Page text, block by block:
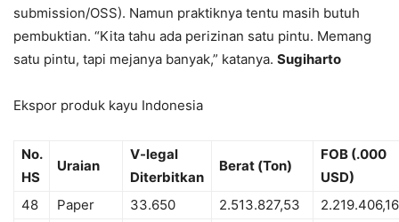
submission/OSS). Namun praktiknya tentu masih butuh
pembuktian. “Kita tahu ada perizinan satu pintu. Memang
satu pintu, tapi mejanya banyak,” katanya. Sugiharto
Ekspor produk kayu Indonesia
No.
HS
Uraian
V-legal
Diterbitkan
Berat (Ton)
FOB (.000
USD)
48
Paper 33.650 2.513.827,53
2.219.406,16